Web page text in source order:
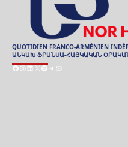
QUOTIDIEN FRANCO-ARMÉNIEN
ԱՆԿԱԽ ՖՐԱՆՍԱ-ՀԱՅԿԱԿԱՆ
Facebook
Instagram
LinkedIn
X SpotifyTelegram